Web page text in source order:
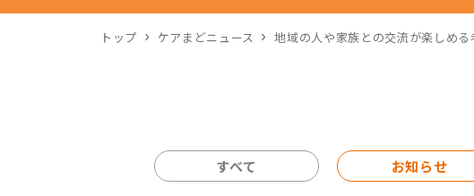
トップ ケアまどニュース 地域の人や家族との交流が楽しめ
すべて お知らせ